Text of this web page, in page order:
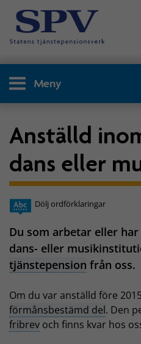
Meny
Anställd
dans eller
Dölj ordförklaringar
Du som arbetar eller
dans- eller
tjänstepension från oss.
Om du var anställd före
förmånsbestämd del. Den
fribrev och finns kvar hos